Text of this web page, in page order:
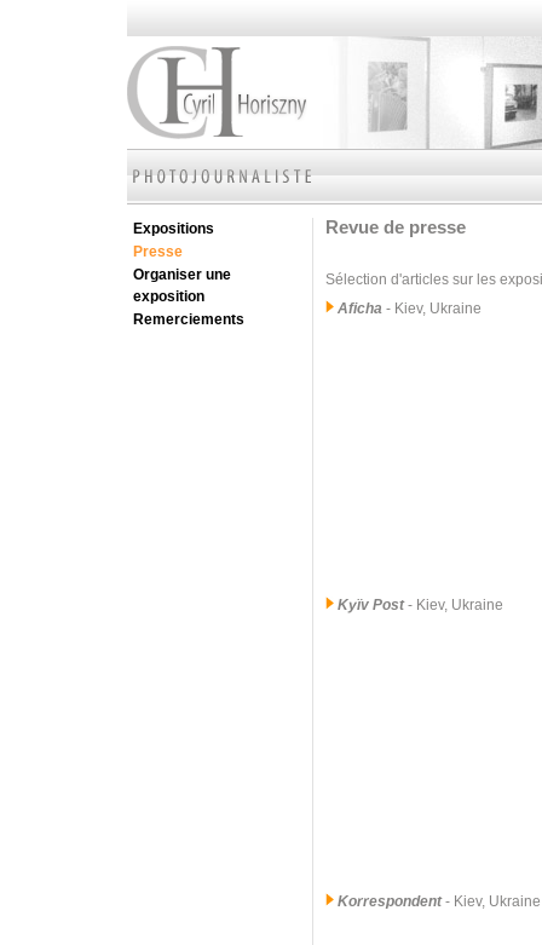
Expositions
Presse
Organiser une
exposition
Remerciements
Revue de presse
Sélection d'articles sur les
Aficha - Kiev, Ukraine
Kyïv Post- Kiev, Ukraine
Korrespondent- Kiev, Ukraine